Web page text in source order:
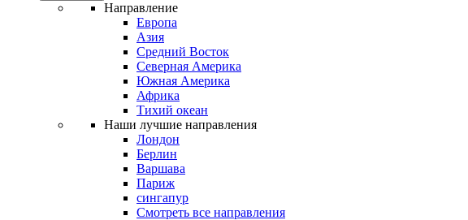
Направление
Европа
Азия
Средний Восток
Северная Америка
Южная Америка
Африка
Тихий океан
Наши лучшие направления
Лондон
Берлин
Варшава
Париж
сингапур
Смотреть все направления